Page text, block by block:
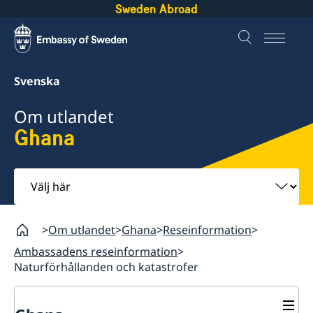
Sweden Abroad
Svenska
Om utlandet
Ghana
Välj
här
Om utlandet Ghana Reseinformation
Ambassadens reseinformation
Naturförhållanden och katastrofer